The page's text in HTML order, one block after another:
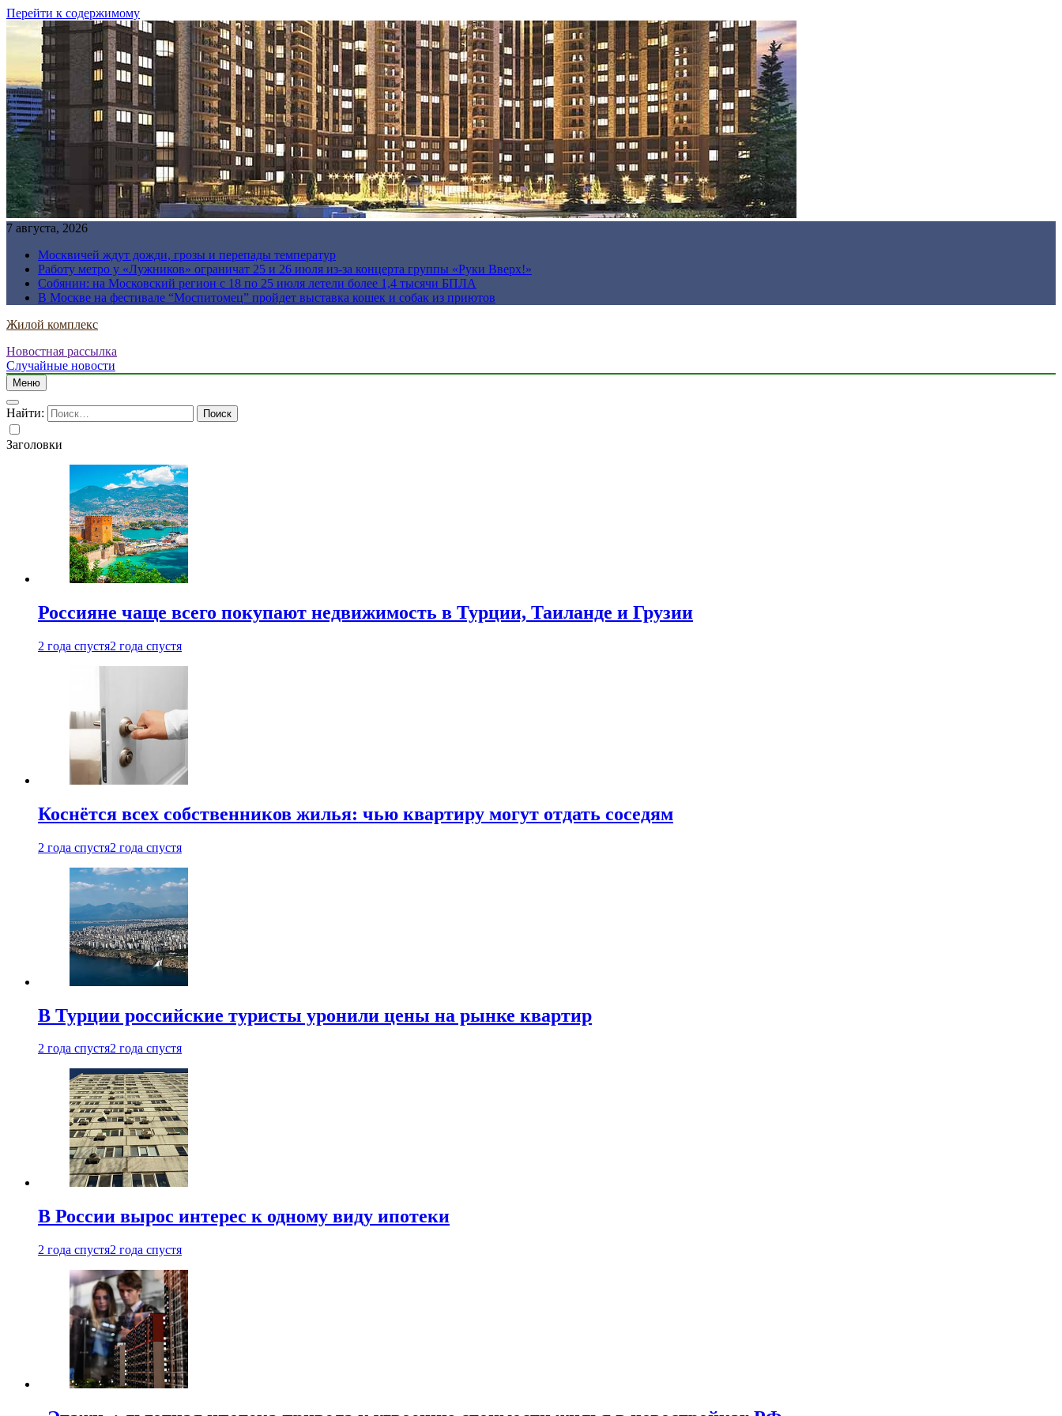
Перейти к содержимому
7 августа, 2026
Москвичей ждут дожди, грозы и перепады температур
Работу метро у «Лужников» ограничат 25 и 26 июля из-за концерта группы «Руки Вверх!»
Собянин: на Московский регион с 18 по 25 июля летели более 1,4 тысячи БПЛА
В Москве на фестивале “Моспитомец” пройдет выставка кошек и собак из приютов
Жилой комплекс
Новостная рассылка
Случайные новости
Меню
Найти:
Заголовки
Россияне чаще всего покупают недвижимость в Турции, Таиланде и Грузии
2 года спустя2 года спустя
Коснётся всех собственников жилья: чью квартиру могут отдать соседям
2 года спустя2 года спустя
В Турции российские туристы уронили цены на рынке квартир
2 года спустя2 года спустя
В России вырос интерес к одному виду ипотеки
2 года спустя2 года спустя